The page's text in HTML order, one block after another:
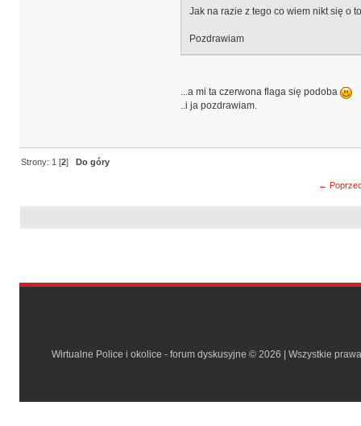
Jak na razie z tego co wiem nikt się o
Pozdrawiam
...a mi ta czerwona flaga się podoba
..i ja pozdrawiam.
Strony: 1 [2]Do góry
←
Wirtualne Police i okolice - forum dyskusyjne © 2026 | Wszystkie